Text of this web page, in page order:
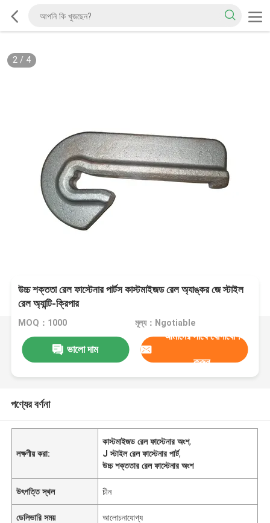
2/ 4
উচ্চ শক্ততা রেল ফাস্টেনার পার্টস কাস্টমাইজড রেল অ্যাঙ্কর জে স্টাইল
রেল অ্যান্টি-ক্রিপার
MOQ：1000 মূল্য：Ngotiable
ভালো দাম
আমাদের সাথে যোগাযোগ
করুন
পণ্যের বর্ণনা
লক্ষণীয় করা:
কাস্টমাইজড রেল ফাস্টেনার অংশ,
J স্টাইল রেল ফাস্টেনার পার্ট,
উচ্চ শক্ততার রেল ফাস্টেনার অংশ
উৎপত্তি স্থল চীন
ডেলিভারি সময় আলোচনাযোগ্য